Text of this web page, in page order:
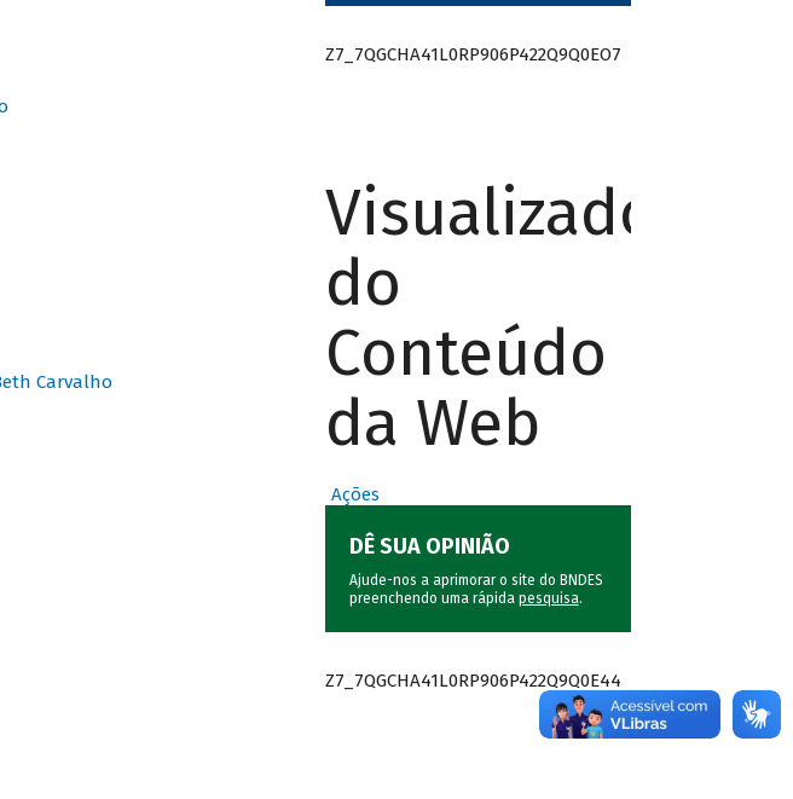
Carvalho
Z7_7QGCHA41L0RP906P422Q9Q0EO7
Visualizador
do
Conteúdo
da Web
Ações
DÊ SUA OPINIÃO
Ajude-nos a aprimorar o site do BNDES
preenchendo uma rápida pesquisa.
Z7_7QGCHA41L0RP906P422Q9Q0E44